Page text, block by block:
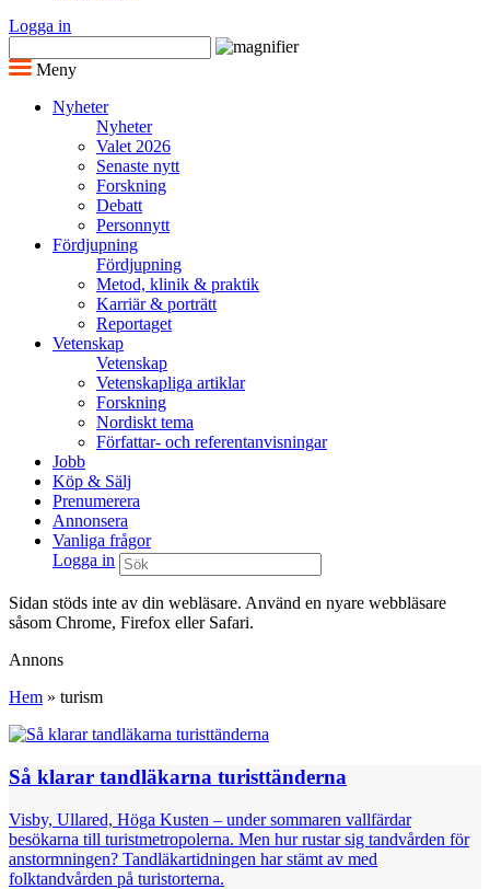
Logga in
Meny
Nyheter
Nyheter
Valet 2026
Senaste nytt
Forskning
Debatt
Personnytt
Fördjupning
Fördjupning
Metod, klinik & praktik
Karriär & porträtt
Reportaget
Vetenskap
Vetenskap
Vetenskapliga artiklar
Forskning
Nordiskt tema
Författar- och referentanvisningar
Jobb
Köp & Sälj
Prenumerera
Annonsera
Vanliga frågor
Logga in
Sidan stöds inte av din webläsare. Använd en nyare webbläsare
såsom Chrome, Firefox eller Safari.
Annons
Hem » turism
Så klarar tandläkarna turisttänderna
Visby, Ullared, Höga Kusten – under sommaren vallfärdar
besökarna till turistmetropolerna. Men hur rustar sig tandvården för
anstormningen? Tandläkartidningen har stämt av med
folktandvården på turistorterna.